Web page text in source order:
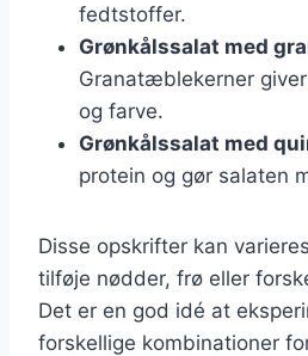
fedtstoffer.
Grønkålssalat med
Granatæblekerner
og farve.
Grønkålssalat med
protein og gør salaten
Disse opskrifter kan
tilføje nødder, frø eller
Det er en god idé at
forskellige kombinationer